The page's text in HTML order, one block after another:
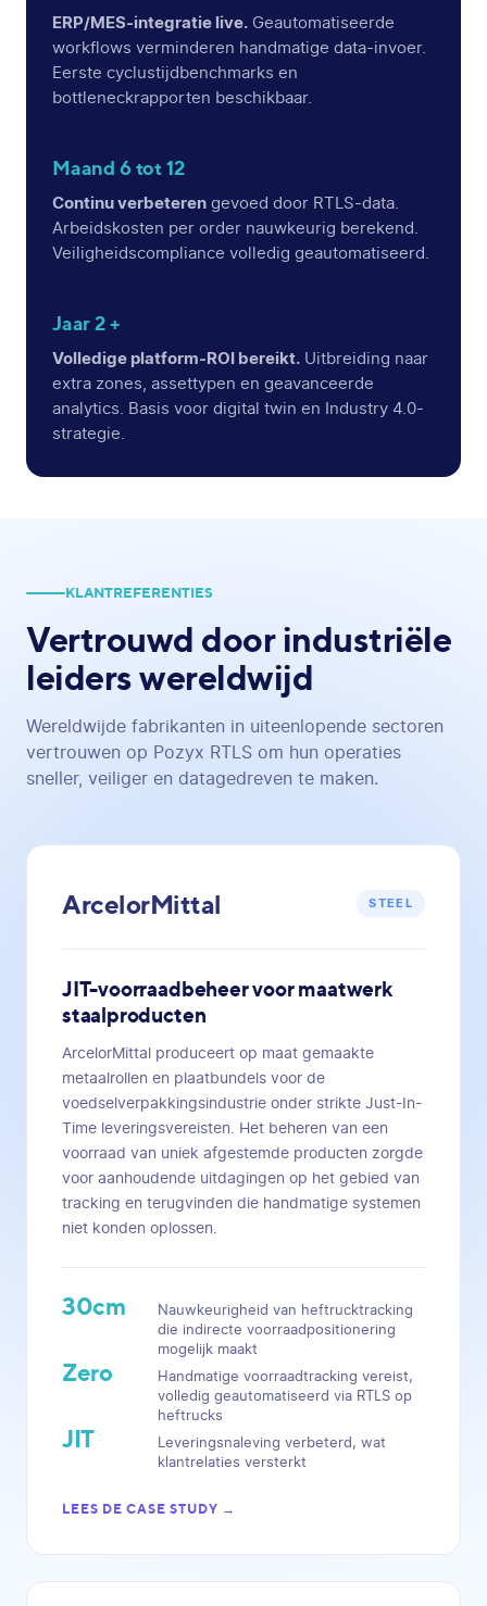
ERP/MES-integratie live. Geautomatiseerde
workflows verminderen handmatige data-invoer.
Eerste cyclustijdbenchmarks en
bottleneckrapporten beschikbaar.
Maand 6 tot 12
Continu verbeteren gevoed door RTLS-data.
Arbeidskosten per order nauwkeurig berekend.
Veiligheidscompliance volledig geautomatiseerd.
Jaar 2 +
Volledige platform-ROI bereikt. Uitbreiding naar
extra zones, assettypen en geavanceerde
analytics. Basis voor digital twin en Industry 4.0-
strategie.
KLANTREFERENTIES
Vertrouwd door industriële
leiders wereldwijd
Wereldwijde fabrikanten in uiteenlopende sectoren
vertrouwen op Pozyx RTLS om hun operaties
sneller, veiliger en datagedreven te maken.
ArcelorMittal STEEL
JIT-voorraadbeheer voor maatwerk
staalproducten
ArcelorMittal produceert op maat gemaakte
metaalrollen en plaatbundels voor de
voedselverpakkingsindustrie onder strikte Just-In-
Time leveringsvereisten. Het beheren van een
voorraad van uniek afgestemde producten zorgde
voor aanhoudende uitdagingen op het gebied van
tracking en terugvinden die handmatige systemen
niet konden oplossen.
30cm
Nauwkeurigheid van heftrucktracking
die indirecte voorraadpositionering
mogelijk maakt
Zero
Handmatige voorraadtracking vereist,
volledig geautomatiseerd via RTLS op
heftrucks
JIT
Leveringsnaleving verbeterd, wat
klantrelaties versterkt
LEES DE CASE STUDY →